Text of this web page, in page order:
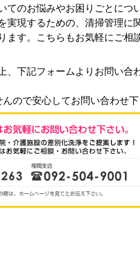
てのお悩みやお困りごとにつ
実現するための、清掃管理に
ます。こちらもお気軽にご相
、下記フォームよりお問い合
ので安心してお問い合わせ